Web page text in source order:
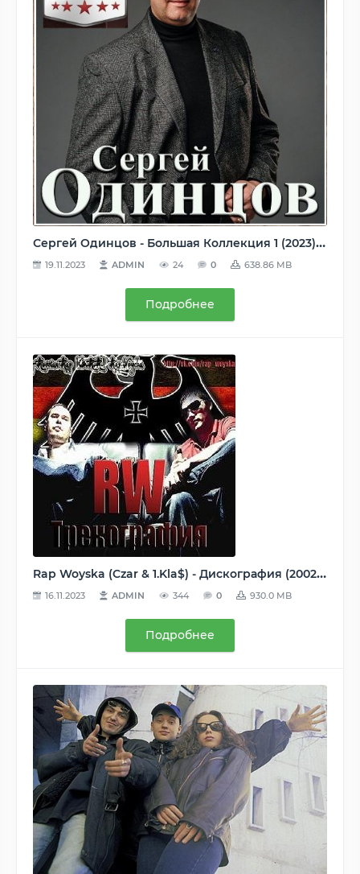
Сергей Одинцов - Большая Коллекция 1 (2023) MP3
19.11.2023 ADMIN 24 0 638.86 MB
Подробнее
Rap Woyska (Czar & 1.Kla$) - Дискография (2002-2013) MP3
16.11.2023 ADMIN 344 0 930.0 MB
Подробнее